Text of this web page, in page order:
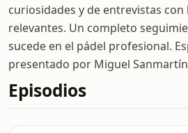
curiosidades y de entrevistas con
relevantes. Un completo
sucede en el pádel profesional.
presentado por Miguel
Episodios